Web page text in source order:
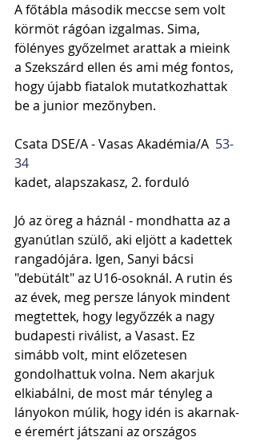
A főtábla második meccse sem volt
körmöt rágóan izgalmas. Sima,
fölényes győzelmet arattak a mieink
a Szekszárd ellen és ami még fontos,
hogy újabb fiatalok mutatkozhattak
be a junior mezőnyben.
Csata DSE/A - Vasas Akadémia/A 53-
34
kadet, alapszakasz, 2. forduló
Jó az öreg a háznál - mondhatta az a
gyanútlan szülő, aki eljött a kadettek
rangadójára. Igen, Sanyi bácsi
"debütált" az U16-osoknál. A rutin és
az évek, meg persze lányok mindent
megtettek, hogy legyőzzék a nagy
budapesti riválist, a Vasast. Ez
simább volt, mint előzetesen
gondolhattuk volna. Nem akarjuk
elkiabálni, de most már tényleg a
lányokon múlik, hogy idén is akarnak-
e éremért játszani az országos